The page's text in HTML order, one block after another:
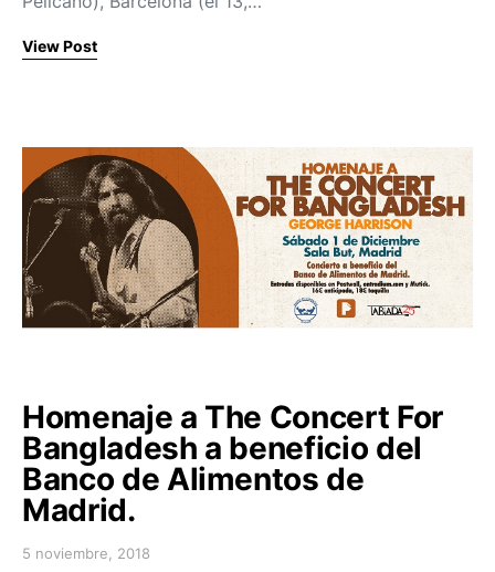
View Post
Homenaje a The Concert For
Bangladesh a beneficio del
Banco de Alimentos de
Madrid.
Posted on
5 noviembre, 2018